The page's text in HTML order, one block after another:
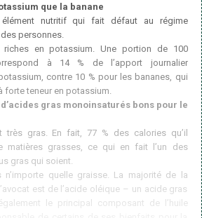
que la banane
nutritif qui fait défaut au régime
personnes.
en potassium. Une portion de 100
à 14 % de l’apport journalier
contre 10 % pour les bananes, qui
forte teneur en potassium.
gras monoinsaturés bons pour le
très gras. En fait, 77 % des calories qu’il
matières grasses, ce qui en fait l’un des
gras qui soient.
quelle graisse. La majorité de la
est de l’acide oléique – un acide gras
le principal composant de l’huile